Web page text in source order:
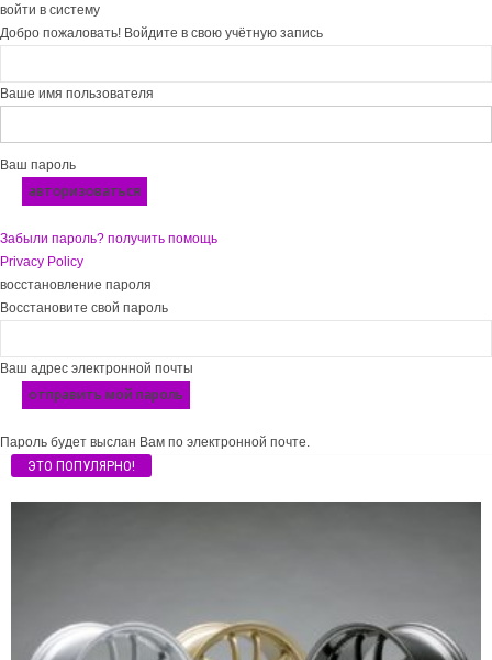
войти в систему
Добро пожаловать! Войдите в свою учётную запись
Ваше имя пользователя
Ваш пароль
Забыли пароль? получить помощь
Privacy Policy
восстановление пароля
Восстановите свой пароль
Ваш адрес электронной почты
Пароль будет выслан Вам по электронной почте.
ЭТО ПОПУЛЯРНО!